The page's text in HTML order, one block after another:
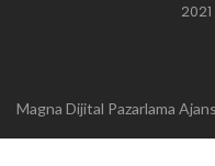
2021
Web
Magna Dijital Pazarlama